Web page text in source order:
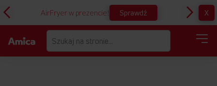
AirFryer w prezencie! Sprawdź X